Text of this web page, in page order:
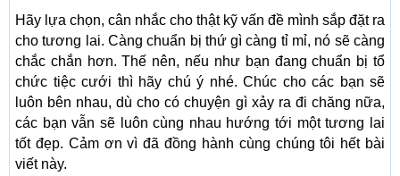
Hãy lựa chọn, cân nhắc cho thật kỹ vấn đề mình sắp đặt ra
cho tương lai. Càng chuẩn bị thứ gì càng tỉ mỉ, nó sẽ càng
chắc chắn hơn. Thế nên, nếu như bạn đang chuẩn bị tổ
chức tiệc cưới thì hãy chú ý nhé. Chúc cho các bạn sẽ
luôn bên nhau, dù cho có chuyện gì xảy ra đi chăng nữa,
các bạn vẫn sẽ luôn cùng nhau hướng tới một tương lai
tốt đẹp. Cảm ơn vì đã đồng hành cùng chúng tôi hết bài
viết này.